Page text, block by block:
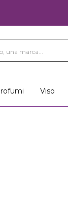
Viso